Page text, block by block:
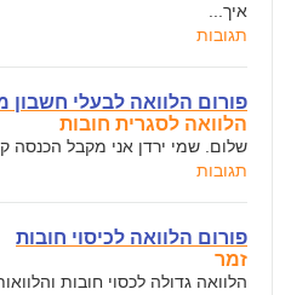
איך...
תגובות
פורום הלוואה לבעלי חשבון
הלוואה לסגרית חובות
שלום. שמי ירדן אני מקבל הכנסה
תגובות
פורום הלוואה לכיסוי חובות
זמר
הלוואה גדולה לכסוי חובות